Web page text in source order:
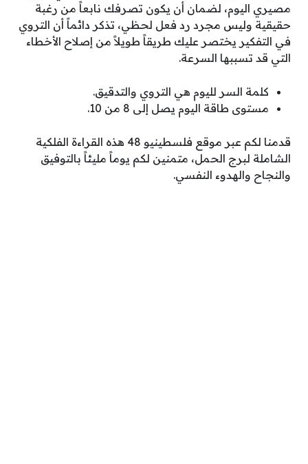
مصيري اليوم، لضمان أن يكون تصرفك نابعاً من رغبة
حقيقية وليس مجرد رد فعل لحظي، تذكر دائماً أن التروي
في التفكير يختصر عليك طريقاً طويلاً من إصلاح الأخطاء
التي قد تسببها السرعة.
كلمة السر لليوم هي التروي والتدقيق.
مستوى طاقة اليوم يصل إلى 8 من 10.
قدمنا لكم عبر موقع فلسطينيو 48 هذه القراءة الفلكية
الشاملة لبرج الحمل، متمنين لكم يوماً مليئاً بالتوفيق
والنجاح والهدوء النفسي.